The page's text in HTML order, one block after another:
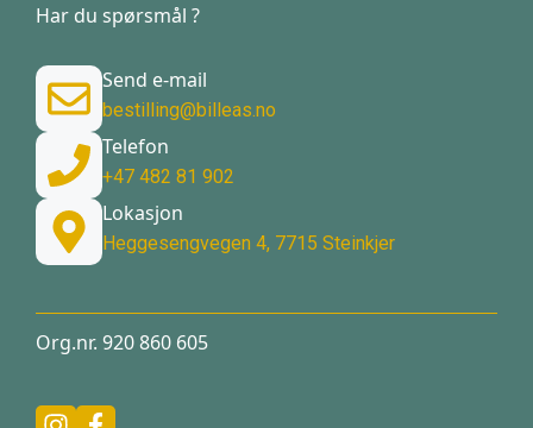
Har du spørsmål ?
Send e-mail
bestilling@billeas.no
Telefon
+47 482 81 902
Lokasjon
Heggesengvegen 4, 7715 Steinkjer
Org.nr. 920 860 605